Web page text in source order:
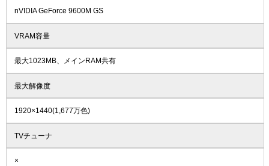
nVIDIA GeForce 9600M GS
VRAM容量
最大1023MB、メインRAM共有
最大解像度
1920×1440(1,677万色)
TVチューナ
×